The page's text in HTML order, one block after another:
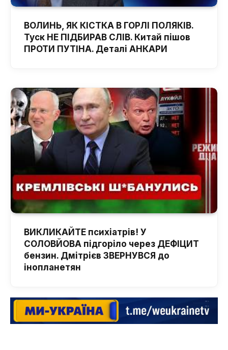
ВОЛИНЬ, ЯК КІСТКА В ГОРЛІ ПОЛЯКІВ.
Туск НЕ ПІДБИРАВ СЛІВ. Китай пішов
ПРОТИ ПУТІНА. Деталі АНКАРИ
ВИКЛИКАЙТЕ психіатрів! У
СОЛОВЙОВА підгоріло через ДЕФІЦИТ
бензин. Дмітрієв ЗВЕРНУВСЯ до
інопланетян